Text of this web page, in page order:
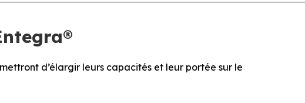
d’élargir leurs capacités et leur portée sur le